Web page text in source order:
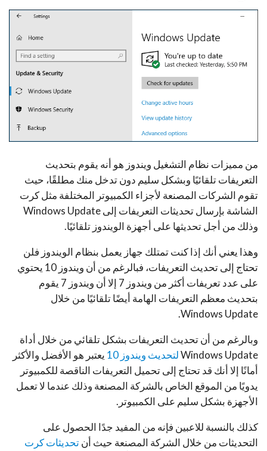
من مميزات نظام التشغيل ويندوز هو أنه يقوم بتحديث
التعريفات تلقائيًا وبشكل سليم دون تدخل منك مطلقًا، حيث
تقوم الشركات المصنعة لأجزاء الكمبيوتر المختلفة مثل كرت
الشاشة بإرسال تحديثات التعريفات إلى Windows Update
وذلك من أجل تحديثها على أجهزة الويندوز تلقائيًا.
وهذا يعني أنك إذا كنت تمتلك جهاز يعمل بنظام الويندوز فلن
تحتاج إلى تحديث التعريفات، فبالرغم من أن ويندوز 10 يحتوي
على عدد تعريفات أكثر من ويندوز 7 إلا أن ويندوز 7 يقوم
بتحديث معظم التعريفات الهامة أيضًا تلقائيًا من خلال
Windows Update.
وبالرغم من أن تحديث التعريفات بشكل تلقائي من خلال أداة
Windows Updateلتحديث ويندوز 10
يعتبر هو الأفضل والأكثر
أمانًا إلا أنك قد تحتاج إلى تحميل التعريفات الناقصة للكمبيوتر
يدويًا من الموقع الخاص بالشركة المصنعة وذلك عندما لا تعمل
الأجهزة بشكل سليم على الكمبيوتر.
كذلك بالنسبة للاعبين فإنه من المفيد جدًا الحصول على
التحديثات من خلال الشركة المصنعة حيث أنتحديثات كرت